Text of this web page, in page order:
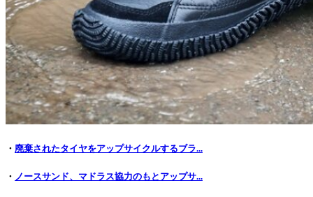
・ 廃棄されたタイヤをアップサイクルするブラ...
・ ノースサンド、マドラス協力のもとアップサ...